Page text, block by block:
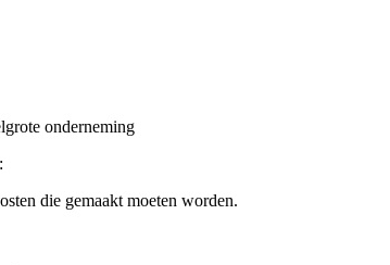
onderneming
die gemaakt moeten worden.